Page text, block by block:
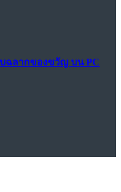
บฉลากของขวัญ บน PC